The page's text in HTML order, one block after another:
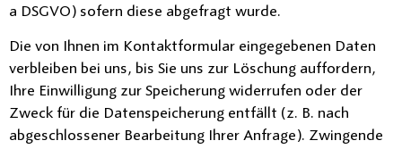
a DSGVO) sofern diese abgefragt wurde.
Die von Ihnen im Kontaktformular eingegebenen Daten
verbleiben bei uns, bis Sie uns zur Löschung auffordern,
Ihre Einwilligung zur Speicherung widerrufen oder der
Zweck für die Datenspeicherung entfällt (z. B. nach
abgeschlossener Bearbeitung Ihrer Anfrage). Zwingende